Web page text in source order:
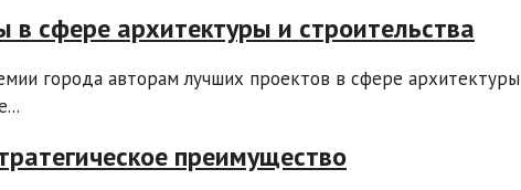
сфере архитектуры и строительства
города авторам лучших проектов в сфере архитектуры
преимущество